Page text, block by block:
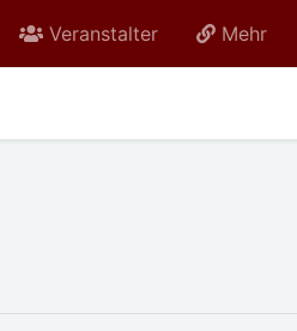
Veranstalter Mehr